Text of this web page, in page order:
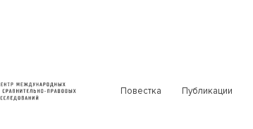
Повестка Публикации